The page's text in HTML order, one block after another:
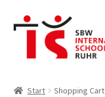
Zur
Navigation
springen
Zum
springen
Start Shopping Cart